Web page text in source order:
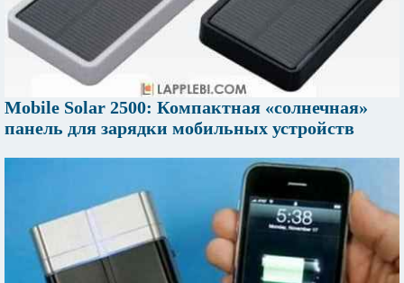
Mobile Solar 2500: Компактная «солнечная»
панель для зарядки мобильных устройств